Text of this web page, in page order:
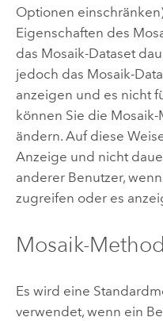
Optionen
Eigenschaften des
das Mosaik-Dataset
jedoch das Mosaik-
anzeigen und es nicht
können Sie die
ändern. Auf diese
Anzeige und nicht
anderer Benutzer,
zugreifen oder es
Mosaik-
Es wird eine
verwendet, wenn ein